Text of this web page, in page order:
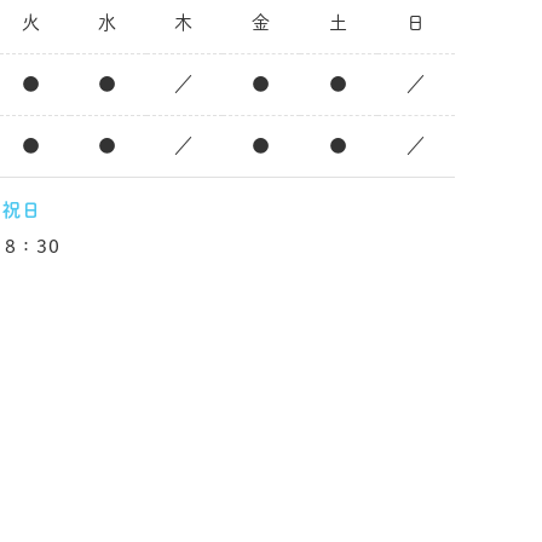
火 水 木 金 土 日
● ● ／ ● ● ／
● ● ／ ● ● ／
日
：30